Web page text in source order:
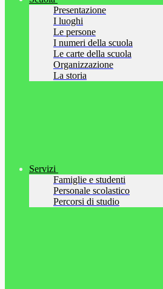
Presentazione
I luoghi
Le persone
I numeri della scuola
Le carte della scuola
Organizzazione
La storia
Servizi
Famiglie e studenti
Personale scolastico
Percorsi di studio